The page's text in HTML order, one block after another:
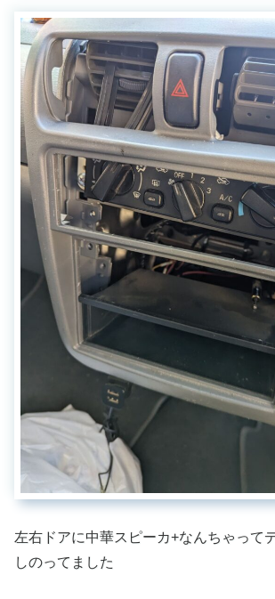
左右ドアに中華スピーカ+なんちゃって
しのってました